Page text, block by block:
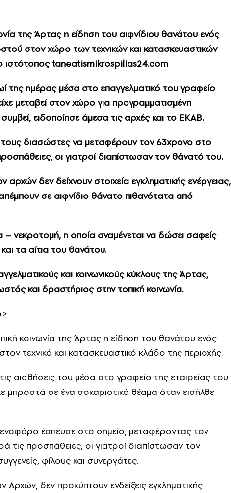
της Άρτας η είδηση του αιφνίδιου θανάτου ενός
στον χώρο των τεχνικών και κατασκευαστικών
ιστότοπος taneatismikrospilias24.com
της ημέρας μέσα στο επαγγελματικό του γραφείο
μεταβεί στον χώρο για προγραμματισμένη
ειδοποίησε άμεσα τις αρχές και το ΕΚΑΒ.
διασώστες να μεταφέρουν τον 63χρονο στο
οι γιατροί διαπίστωσαν τον θάνατό του.
δεν δείχνουν στοιχεία εγκληματικής ενέργειας,
σε αιφνίδιο θάνατο πιθανότατα από
νεκροτομή, η οποία αναμένεται να δώσει σαφείς
τα αίτια του θανάτου.
και κοινωνικούς κύκλους της Άρτας,
και δραστήριος στην τοπική κοινωνία.
κοινωνία της Άρτας η είδηση του θανάτου ενός
τεχνικό και κατασκευαστικό κλάδο της περιοχής.
αισθήσεις του μέσα στο γραφείο της εταιρείας του
σε ένα σοκαριστικό θέαμα όταν εισήλθε
έσπευσε στο σημείο, μεταφέροντας τον
προσπάθειες, οι γιατροί διαπίστωσαν τον
φίλους και συνεργάτες.
δεν προκύπτουν ενδείξεις εγκληματικής